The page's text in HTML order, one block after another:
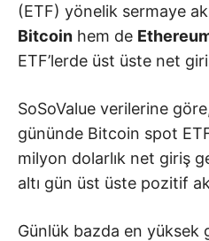
(ETF) yönelik sermaye
Bitcoin hem de
ETF’lerde üst üste net
SoSoValue verilerine
gününde Bitcoin spot
milyon dolarlık net giriş
altı gün üst üste pozitif
Günlük bazda en yüksek